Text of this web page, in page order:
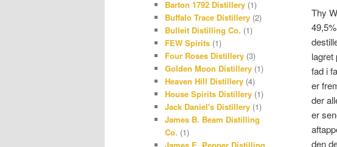
Thy
lagret
fad i
er
der
er
den
a
m
e
s
Barton 1792 Distillery(1)
Buffalo Trace Distillery(2)
Bulleit Distilling Co. (1)
FEW Spirits(1)
Four Roses Distillery(3)
Golden Moon Distillery(1)
Heaven Hill Distillery(4)
House Spirits Distillery(1)
Jack Daniel's Distillery(1)
James B. Beam Distilling
Co. (1)